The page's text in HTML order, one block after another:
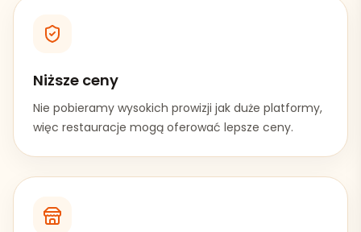
Niższe ceny
Nie pobieramy wysokich prowizji jak duże platformy,
więc restauracje mogą oferować lepsze ceny.